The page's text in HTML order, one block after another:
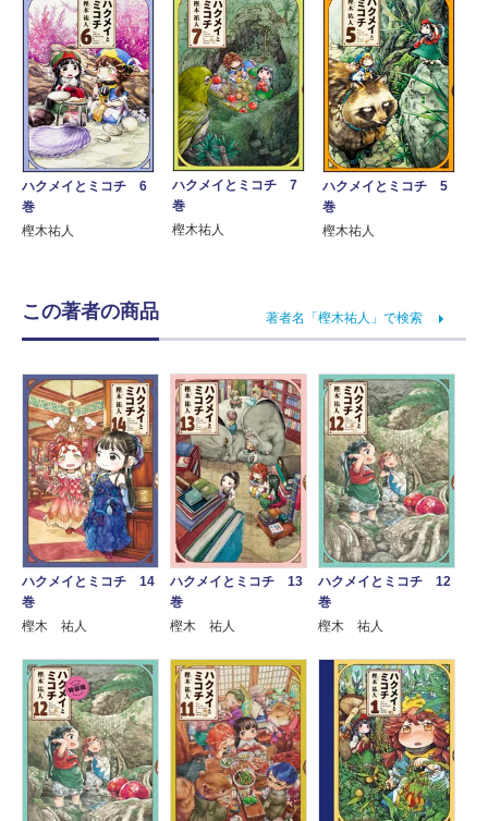
ハクメイとミコチ 6
巻
樫木祐人
ハクメイとミコチ 7
巻
樫木祐人
ハクメイとミコチ 5
巻
樫木祐人
この著者の商品 著者名「樫木祐人」で検索
ハクメイとミコチ 14
巻
樫木 祐人
ハクメイとミコチ 13
巻
樫木 祐人
ハクメイとミコチ 12
巻
樫木 祐人